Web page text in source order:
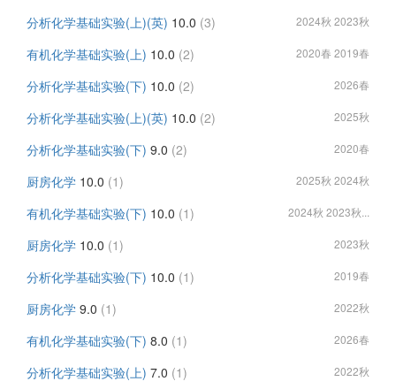
分析化学基础实验(上)(英) 10.0 (3) 2024秋 2023秋
有机化学基础实验(上) 10.0 (2) 2020春 2019春
分析化学基础实验(下) 10.0 (2) 2026春
分析化学基础实验(上)(英) 10.0 (2) 2025秋
分析化学基础实验(下) 9.0 (2) 2020春
厨房化学 10.0 (1) 2025秋 2024秋
有机化学基础实验(下) 10.0 (1) 2024秋 2023秋...
厨房化学 10.0 (1) 2023秋
分析化学基础实验(下) 10.0 (1) 2019春
厨房化学 9.0 (1) 2022秋
有机化学基础实验(下) 8.0 (1) 2026春
分析化学基础实验(上) 7.0 (1) 2022秋